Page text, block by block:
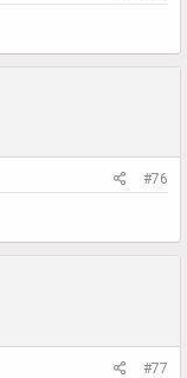
#76
#77